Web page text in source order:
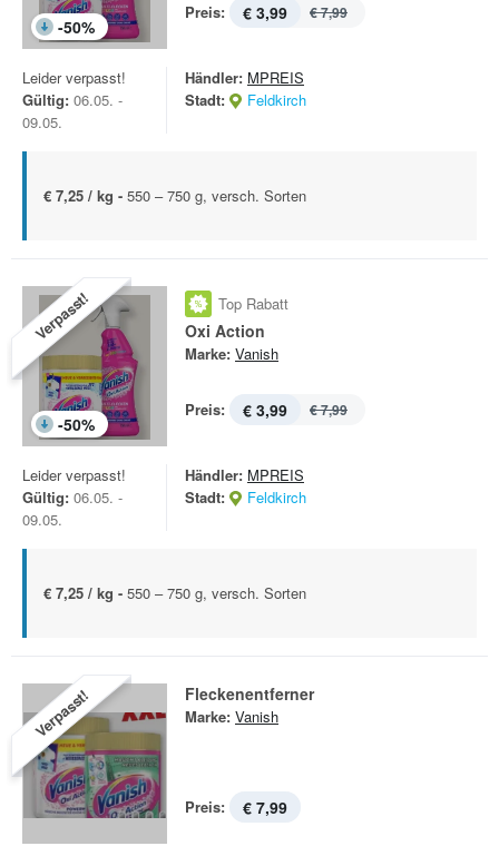
-50%
Preis: € 3,99 € 7,99
Leider verpasst!
Gültig: 06.05. -
09.05.
Händler: MPREIS
Stadt:
Feldkirch
€ 7,25 / kg - 550 – 750 g, versch. Sorten
Verpasst!
-50%
Top Rabatt
Oxi Action
Marke: Vanish
Preis: € 3,99 € 7,99
Leider verpasst!
Gültig: 06.05. -
09.05.
Händler: MPREIS
Stadt:
Feldkirch
€ 7,25 / kg - 550 – 750 g, versch. Sorten
Verpasst! Fleckenentferner
Marke: Vanish
Preis: € 7,99